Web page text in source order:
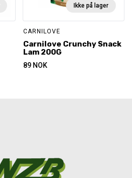
Ikke på lager
CARNILOVE
Carnilove Crunchy Snack
Lam 200G
89 NOK